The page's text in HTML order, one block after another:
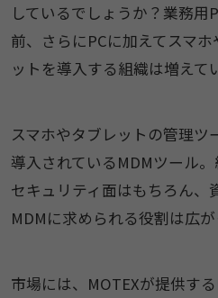
しているでしょうか？業務用
前、さらにPCに加えてスマ
ットを導入する組織は増えて
スマホやタブレットの管理ツ
導入されているMDMツール
セキュリティ面はもちろん、
MDMに求められる役割は広が
市場には、MOTEXが提供す